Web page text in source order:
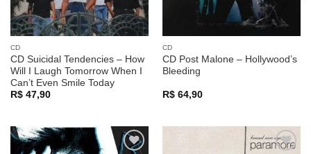
CD
CD Suicidal Tendencies – How
Will I Laugh Tomorrow When I
Can’t Even Smile Today
R$47,90
CD
CD Post Malone – Hollywood’s
Bleeding
R$64,90